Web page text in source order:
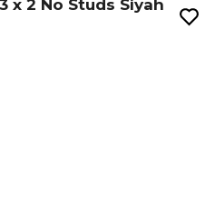
x 2 No Studs Siyah